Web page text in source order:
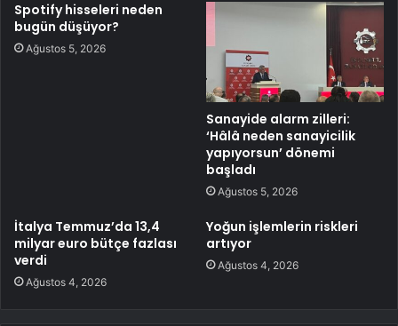
Spotify hisseleri neden
bugün düşüyor?
Ağustos 5, 2026
Sanayide alarm zilleri:
‘Hâlâ neden sanayicilik
yapıyorsun’ dönemi
başladı
Ağustos 5, 2026
İtalya Temmuz’da 13,4
milyar euro bütçe fazlası
verdi
Ağustos 4, 2026
Yoğun işlemlerin riskleri
artıyor
Ağustos 4, 2026